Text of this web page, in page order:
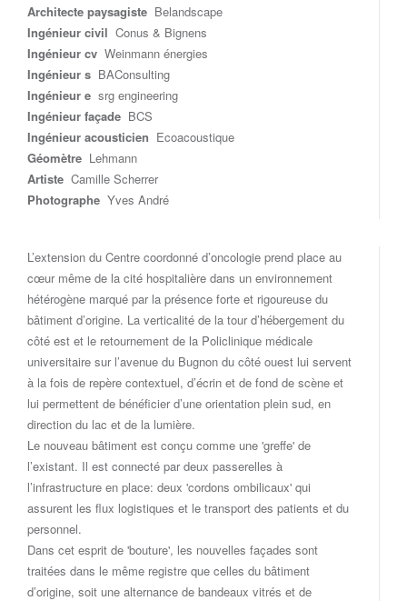
Architecte paysagiste Belandscape
Ingénieur civil Conus & Bignens
Ingénieur cv Weinmann énergies
Ingénieur s BAConsulting
Ingénieur e srg engineering
Ingénieur façade BCS
Ingénieur acousticien Ecoacoustique
Géomètre Lehmann
Artiste Camille Scherrer
Photographe Yves André
L’extension du Centre coordonné d’oncologie prend place au
cœur même de la cité hospitalière dans un environnement
hétérogène marqué par la présence forte et rigoureuse du
bâtiment d’origine. La verticalité de la tour d’hébergement du
côté est et le retournement de la Policlinique médicale
universitaire sur l’avenue du Bugnon du côté ouest lui servent
à la fois de repère contextuel, d’écrin et de fond de scène et
lui permettent de bénéficier d’une orientation plein sud, en
direction du lac et de la lumière.
Le nouveau bâtiment est conçu comme une 'greffe' de
l’existant. Il est connecté par deux passerelles à
l’infrastructure en place: deux 'cordons ombilicaux' qui
assurent les flux logistiques et le transport des patients et du
personnel.
Dans cet esprit de 'bouture', les nouvelles façades sont
traitées dans le même registre que celles du bâtiment
d’origine, soit une alternance de bandeaux vitrés et de